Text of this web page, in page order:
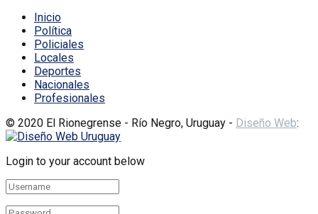
Inicio
Política
Policiales
Locales
Deportes
Nacionales
Profesionales
© 2020 El Rionegrense - Río Negro, Uruguay - Diseño Web:
Login to your account below